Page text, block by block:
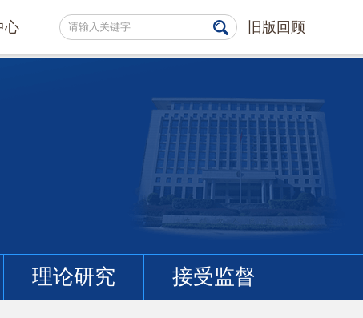
心 旧版回顾
理论研究 接受监督